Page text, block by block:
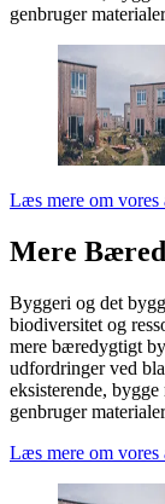
genbruger
Læs mere om
Mere
Byggeri og det
biodiversitet og
mere bæredygtigt
udfordringer ved
eksisterende,
genbruger
Læs mere om vores